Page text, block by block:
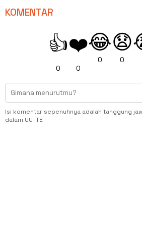
KOMENTAR
👍
0
❤️
0
😂
0
😧
0
Isi komentar sepenuhnya adalah tanggung
dalam UU ITE